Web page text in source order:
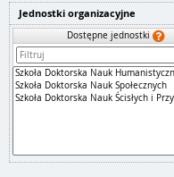
Jednostki organizacyjne
Dostępne jednostki